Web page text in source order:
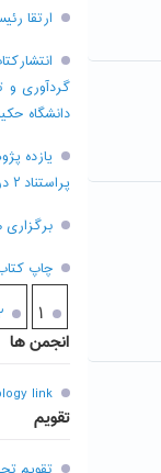
ارتقا
گردآوری و
دانشگاه
یازده
پراستناد ۲ درصد برتر جهان در سال ۲۰۲۵
برگزاری
چاپ
۱
انجمن ها
link
تقویم